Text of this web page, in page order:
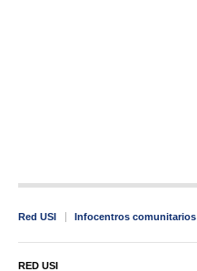
Red USI Infocentros comunitarios
RED USI